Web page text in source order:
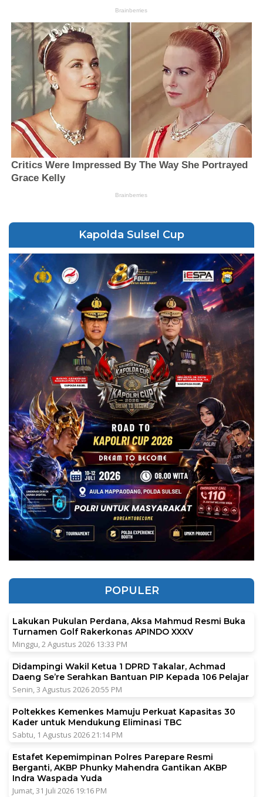
Kapolda Sulsel Cup
POPULER
Lakukan Pukulan Perdana, Aksa Mahmud Resmi Buka
Turnamen Golf Rakerkonas APINDO XXXV
Minggu, 2 Agustus 2026 13:33 PM
Didampingi Wakil Ketua 1 DPRD Takalar, Achmad
Daeng Se’re Serahkan Bantuan PIP Kepada 106 Pelajar
Senin, 3 Agustus 2026 20:55 PM
Poltekkes Kemenkes Mamuju Perkuat Kapasitas 30
Kader untuk Mendukung Eliminasi TBC
Sabtu, 1 Agustus 2026 21:14 PM
Estafet Kepemimpinan Polres Parepare Resmi
Berganti, AKBP Phunky Mahendra Gantikan AKBP
Indra Waspada Yuda
Jumat, 31 Juli 2026 19:16 PM